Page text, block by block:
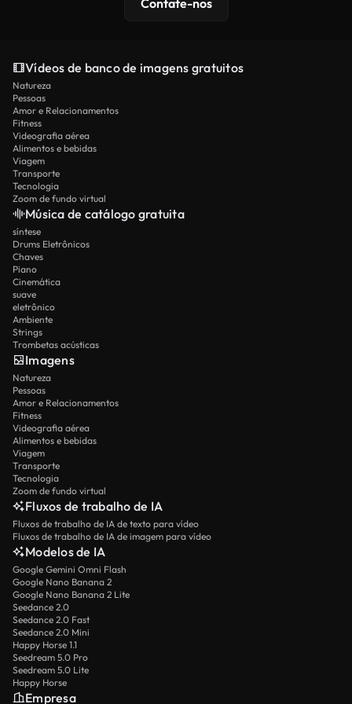
Contate-nos
Vídeos de banco de imagens gratuitos
Natureza
Pessoas
Amor e Relacionamentos
Fitness
Videografia aérea
Alimentos e bebidas
Viagem
Transporte
Tecnologia
Zoom de fundo virtual
Música de catálogo gratuita
síntese
Drums Eletrônicos
Chaves
Piano
Cinemática
suave
eletrônico
Ambiente
Strings
Trombetas acústicas
Imagens
Natureza
Pessoas
Amor e Relacionamentos
Fitness
Videografia aérea
Alimentos e bebidas
Viagem
Transporte
Tecnologia
Zoom de fundo virtual
Fluxos de trabalho de IA
Fluxos de trabalho de IA de texto para vídeo
Fluxos de trabalho de IA de imagem para vídeo
Modelos de IA
Google Gemini Omni Flash
Google Nano Banana 2
Google Nano Banana 2 Lite
Seedance 2.0
Seedance 2.0 Fast
Seedance 2.0 Mini
Happy Horse 1.1
Seedream 5.0 Pro
Seedream 5.0 Lite
Happy Horse
Empresa